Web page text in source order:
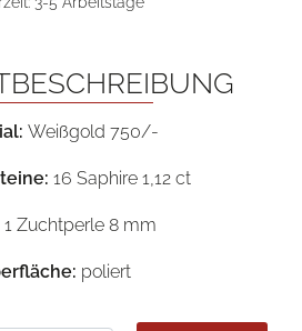
Weißgold 750/-
16 Saphire 1,12 ct
1 Zuchtperle 8 mm
poliert